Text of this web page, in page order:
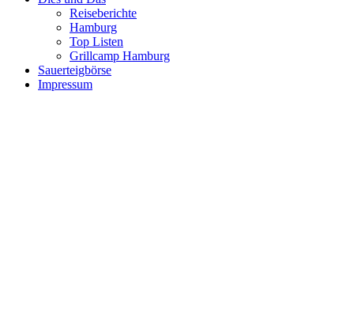
Reiseberichte
Hamburg
Top Listen
Grillcamp Hamburg
Sauerteigbörse
Impressum